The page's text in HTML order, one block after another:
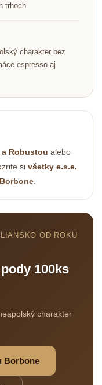
trhoch.
charakter bez
espresso aj
Robustou alebo
si všetky e.s.e.
OD ROKU
100ks
charakter
Borbone